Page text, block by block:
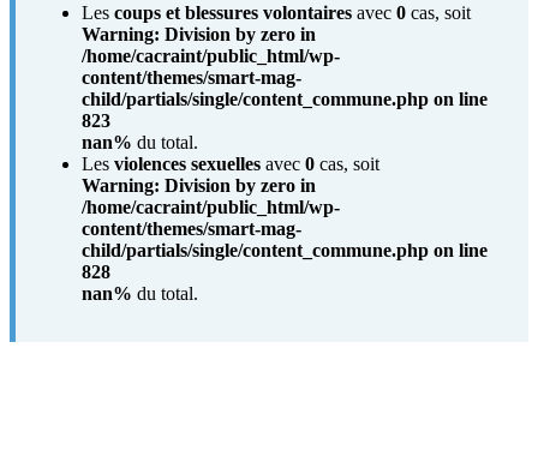
Les coups et blessures volontaires avec 0 cas, soit
Warning: Division by zero in
/home/cacraint/public_html/wp-
content/themes/smart-mag-
child/partials/single/content_commune.php on line
823
nan% du total.
Les violences sexuelles avec 0 cas, soit
Warning: Division by zero in
/home/cacraint/public_html/wp-
content/themes/smart-mag-
child/partials/single/content_commune.php on line
828
nan% du total.